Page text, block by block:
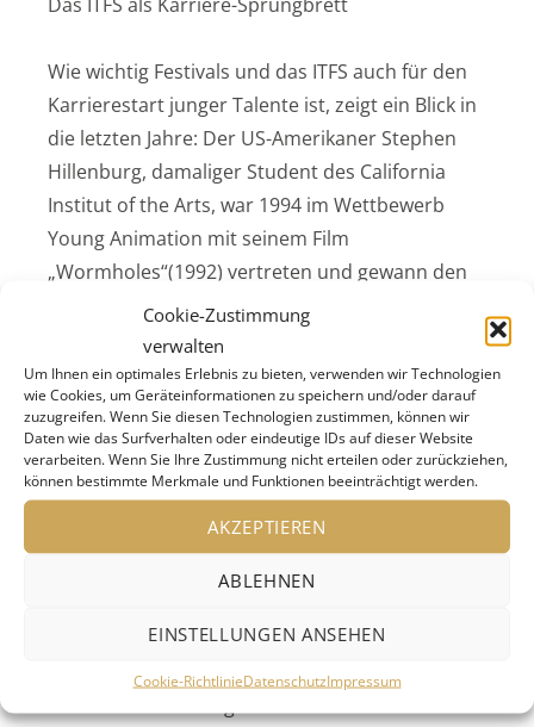
Cookie-Zustimmung
verwalten
Um Ihnen ein optimales Erlebnis zu bieten, verwenden wir Technologien
wie Cookies, um Geräteinformationen zu speichern und/oder darauf
zuzugreifen. Wenn Sie diesen Technologien zustimmen, können wir
Daten wie das Surfverhalten oder eindeutige IDs auf dieser Website
verarbeiten. Wenn Sie Ihre Zustimmung nicht erteilen oder zurückziehen,
können bestimmte Merkmale und Funktionen beeinträchtigt werden.
AKZEPTIEREN
ABLEHNEN
EINSTELLUNGEN ANSEHEN
Cookie-RichtlinieDatenschutzImpressum
Wie wichtig Festivals und das ITFS auch für den
Karrierestart junger Talente ist, zeigt ein Blick in
die letzten Jahre: Der US-Amerikaner Stephen
Hillenburg, damaliger Student des California
Institut of the Arts, war 1994 im Wettbewerb
Young Animation mit seinem Film
„Wormholes“(1992) vertreten und gewann den
Preis für den besten Studentenfilm in der
Kategorie „Young Animation“. 2009 kehrte er als
weltberühmter „SpongeBob – Schwammkopf“-
Erfinder zurück nach Stuttgart und übernahm
den Posten als Jurypräsident. Darüber hinaus
interessierte sich Hillenburg auch für die
regionale Kultur: Zu Recherchezwecken für
einen neuen Film organisierte ihm das ITFS eine
Tour in den nahen gelegenen Schwarzwald. 2018
SpongeBob-Film arbeitete, mit einem Spezial-
Emmy für seinen Beitrag zur Zeichentrick- und